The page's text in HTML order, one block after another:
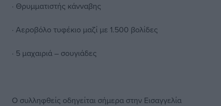
· Θρυμματιστής κάνναβης
· Αεροβόλο τυφέκιο μαζί με 1.500 βολίδες
· 5 μαχαιριά – σουγιάδες
Ο συλληφθείς οδηγείται σήμερα στην Εισαγγελία